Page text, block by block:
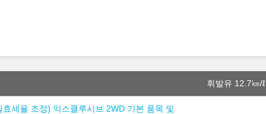
휘발유 12.7㎞/ℓ
세율 조정) 익스클루시브 2WD 기본 품목 및